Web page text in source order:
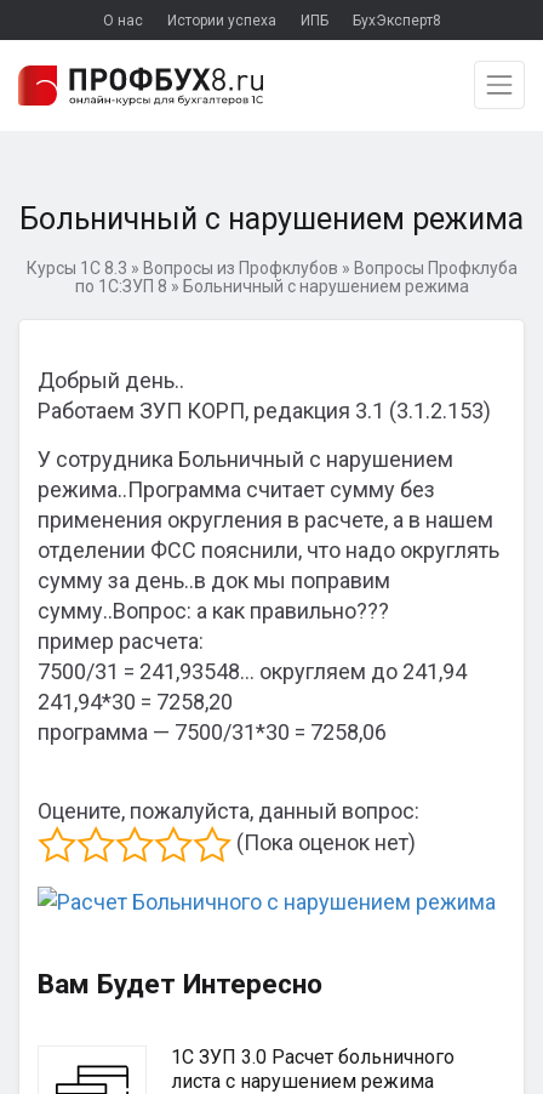
О нас Истории успеха ИПБ БухЭксперт8
Больничный с нарушением режима
Курсы 1С 8.3 » Вопросы из Профклубов » Вопросы Профклуба
по 1С:ЗУП 8 » Больничный с нарушением режима
Добрый день..
Работаем ЗУП КОРП, редакция 3.1 (3.1.2.153)
У сотрудника Больничный с нарушением
режима..Программа считает сумму без
применения округления в расчете, а в нашем
отделении ФСС пояснили, что надо округлять
сумму за день..в док мы поправим
сумму..Вопрос: а как правильно???
пример расчета:
7500/31 = 241,93548… округляем до 241,94
241,94*30 = 7258,20
программа — 7500/31*30 = 7258,06
Оцените, пожалуйста, данный вопрос:
(Пока оценок нет)
Вам Будет Интересно
1С ЗУП 3.0 Расчет больничного
листа с нарушением режима